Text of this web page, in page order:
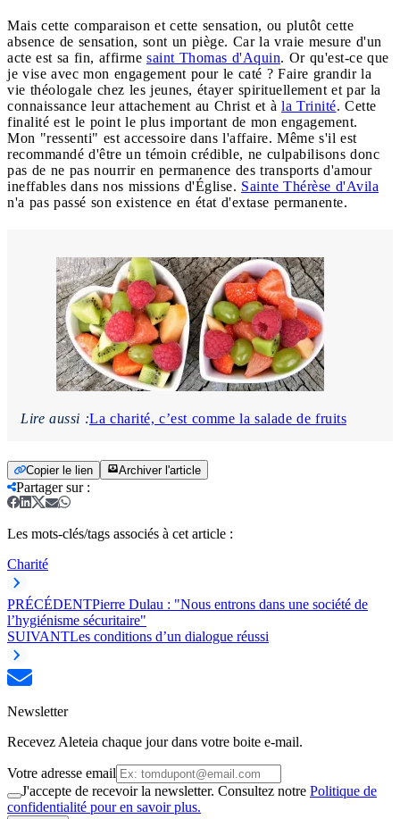
Mais cette comparaison et cette sensation, ou plutôt cette
absence de sensation, sont un piège. Car la vraie mesure d'un
acte est sa fin, affirme saint Thomas d'Aquin. Or qu'est-ce que
je vise avec mon engagement pour le caté ? Faire grandir la
vie théologale chez les jeunes, étayer spirituellement et par la
connaissance leur attachement au Christ et à la Trinité. Cette
finalité est le point le plus important de mon engagement.
Mon "ressenti" est accessoire dans l'affaire. Même s'il est
recommandé d'être un témoin crédible, ne culpabilisons donc
pas de ne pas nourrir en permanence des transports d'amour
ineffables dans nos missions d'Église. Sainte Thérèse d'Avila
n'a pas passé son existence en état d'extase permanente.
Lire aussi :La charité, c’est comme la salade de fruits
Copier le lien Archiver l'article
Partager sur:
Les mots-clés/tags associés à cet article :
Charité
PRÉCÉDENTPierre Dulau : "Nous entrons dans une société de
l’hygiénisme sécuritaire"
SUIVANTLes conditions d’un dialogue réussi
Newsletter
Recevez Aleteia chaque jour dans votre boite e-mail.
Votre adresse email
J'accepte de recevoir la newsletter. Consultez notre Politique de
confidentialité pour en savoir plus.